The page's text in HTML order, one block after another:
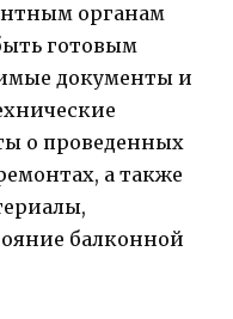
органам
готовым
документы и
о проведенных
а также
балконной